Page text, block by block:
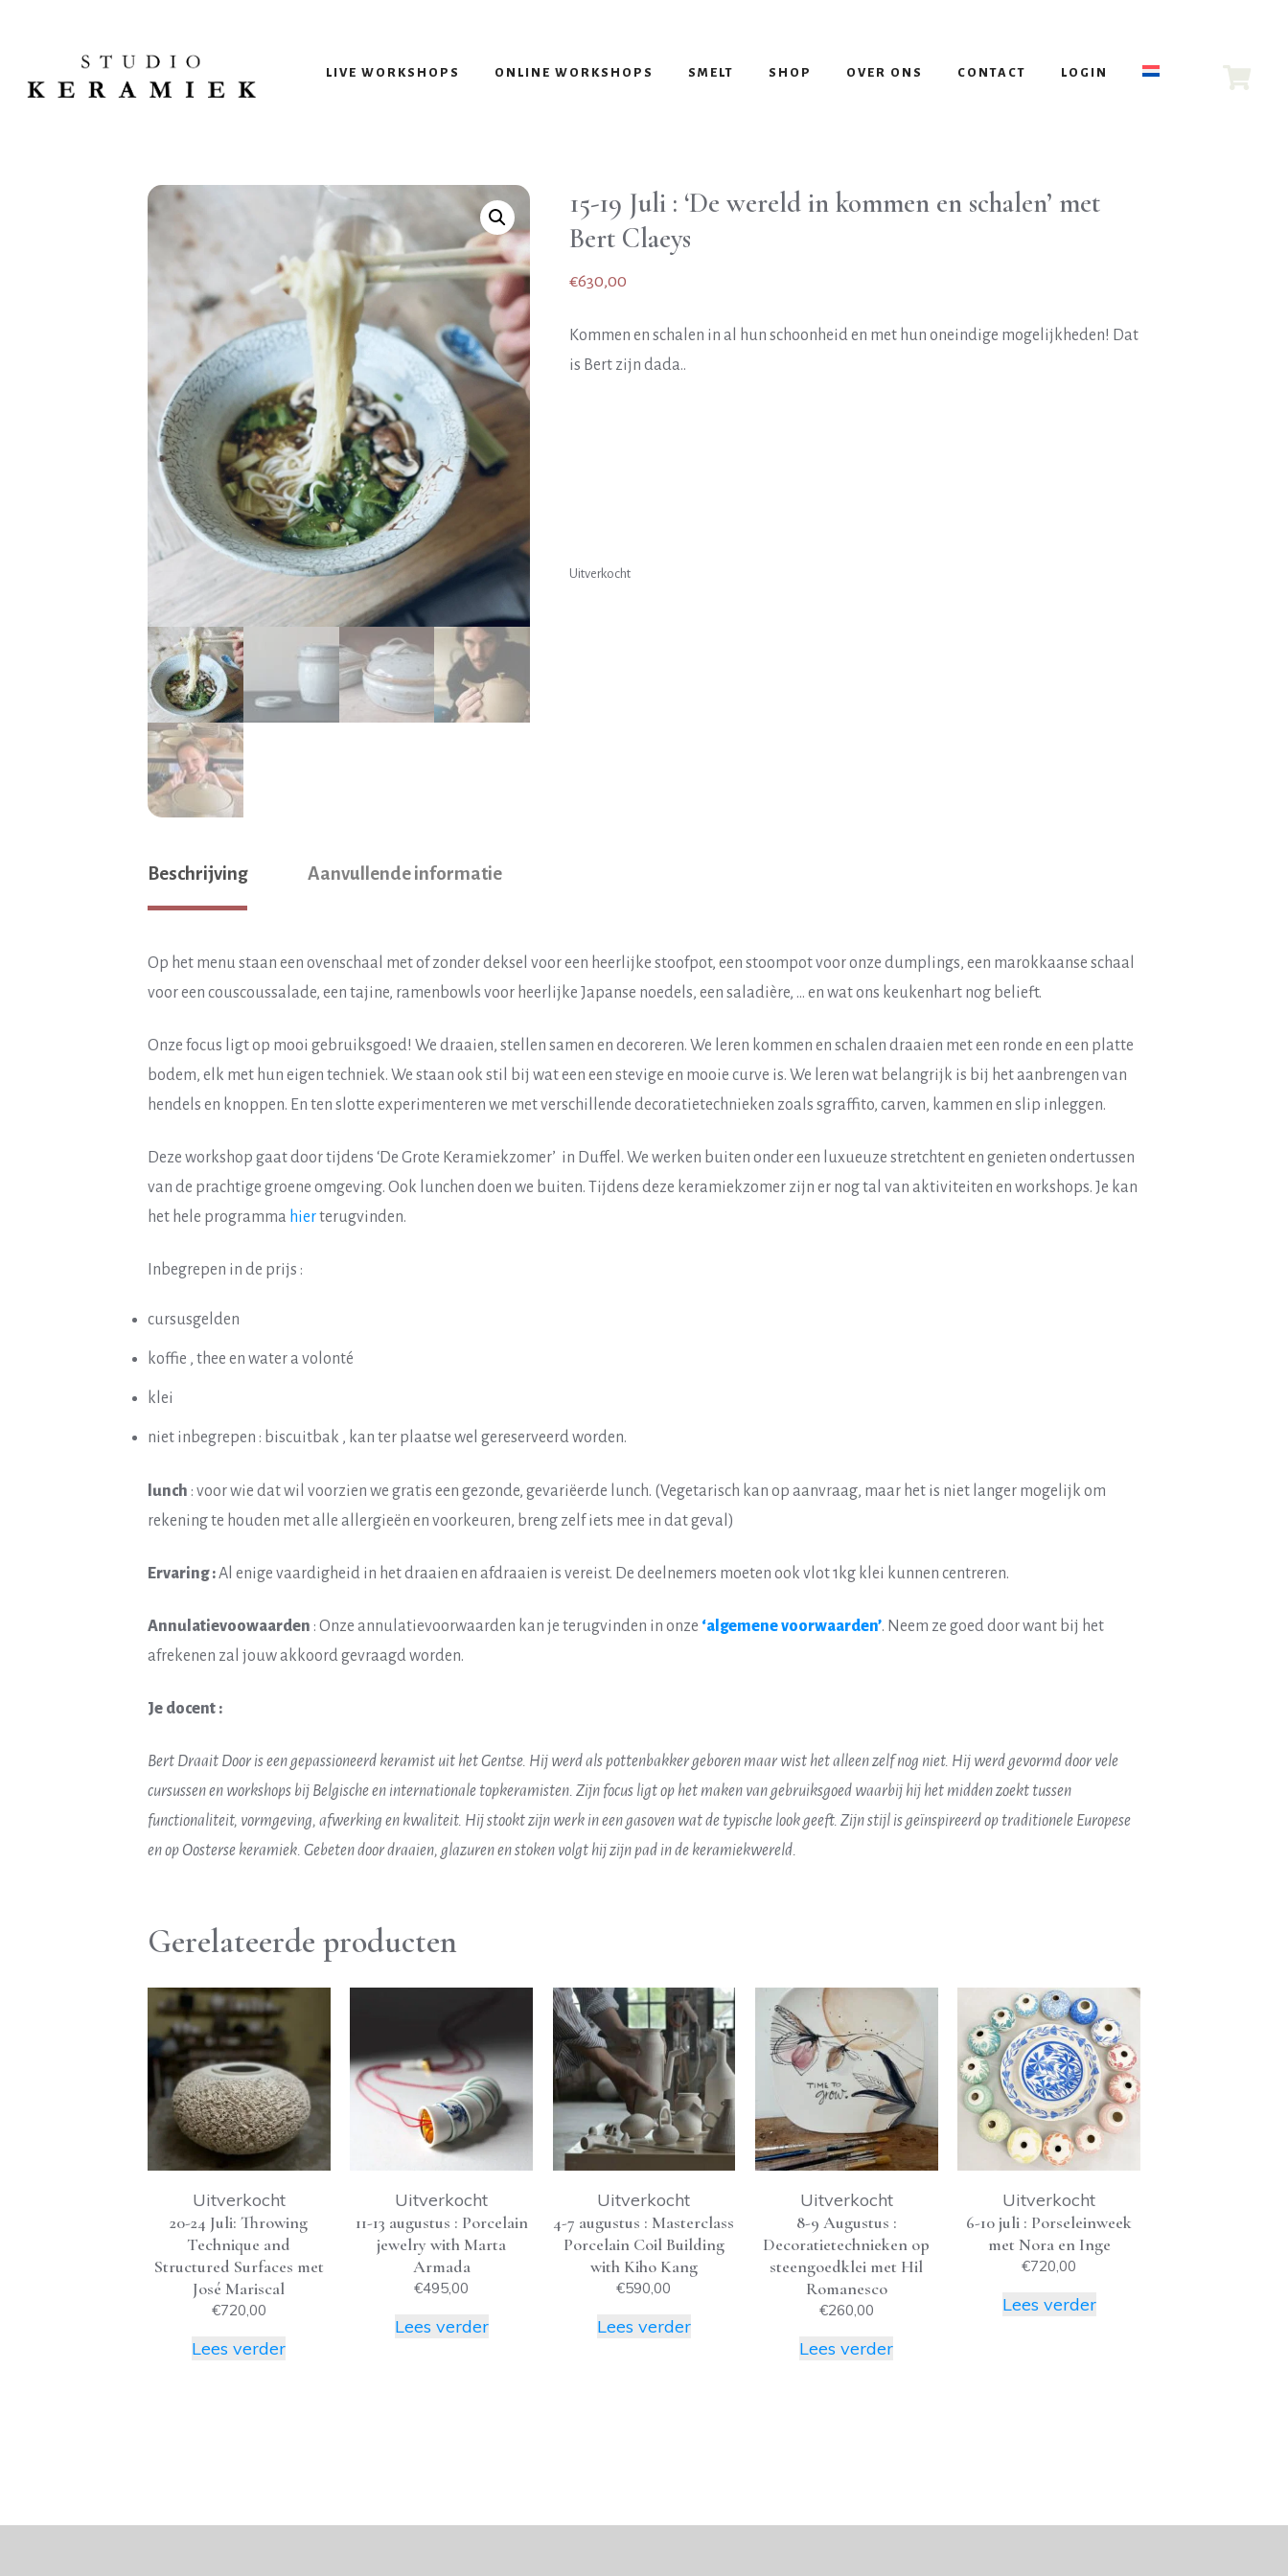
LIVE WORKSHOPS ONLINE WORKSHOPS SMELT SHOP OVER ONS CONTACT LOGIN
15-19 Juli : ‘De wereld in kommen en schalen’ met
Bert Claeys
€630,00
Kommen en schalen in al hun schoonheid en met hun oneindige mogelijkheden! Dat
is Bert zijn dada..
Uitverkocht
Beschrijving Aanvullende informatie
Op het menu staan een ovenschaal met of zonder deksel voor een heerlijke stoofpot, een stoompot voor onze dumplings, een marokkaanse schaal
voor een couscoussalade, een tajine, ramenbowls voor heerlijke Japanse noedels, een saladière, … en wat ons keukenhart nog belieft.
Onze focus ligt op mooi gebruiksgoed! We draaien, stellen samen en decoreren. We leren kommen en schalen draaien met een ronde en een platte
bodem, elk met hun eigen techniek. We staan ook stil bij wat een een stevige en mooie curve is. We leren wat belangrijk is bij het aanbrengen van
hendels en knoppen. En ten slotte experimenteren we met verschillende decoratietechnieken zoals sgraffito, carven, kammen en slip inleggen.
Deze workshop gaat door tijdens ‘De Grote Keramiekzomer’ in Duffel. We werken buiten onder een luxueuze stretchtent en genieten ondertussen
van de prachtige groene omgeving. Ook lunchen doen we buiten. Tijdens deze keramiekzomer zijn er nog tal van aktiviteiten en workshops. Je kan
het hele programma hierterugvinden.
Inbegrepen in de prijs :
cursusgelden
koffie , thee en water a volonté
klei
niet inbegrepen : biscuitbak , kan ter plaatse wel gereserveerd worden.
lunch : voor wie dat wil voorzien we gratis een gezonde, gevariëerde lunch. (Vegetarisch kan op aanvraag, maar het is niet langer mogelijk om
rekening te houden met alle allergieën en voorkeuren, breng zelf iets mee in dat geval)
Ervaring :Al enige vaardigheid in het draaien en afdraaien is vereist. De deelnemers moeten ook vlot 1kg klei kunnen centreren.
Annulatievoowaarden : Onze annulatievoorwaarden kan je terugvinden in onze ‘algemene voorwaarden’. Neem ze goed door want bij het
afrekenen zal jouw akkoord gevraagd worden.
Je docent :
Bert Draait Door is een gepassioneerd keramist uit het Gentse. Hij werd als pottenbakker geboren maar wist het alleen zelf nog niet. Hij werd gevormd door vele
cursussen en workshops bij Belgische en internationale topkeramisten. Zijn focus ligt op het maken van gebruiksgoed waarbij hij het midden zoekt tussen
functionaliteit, vormgeving, afwerking en kwaliteit. Hij stookt zijn werk in een gasoven wat de typische look geeft. Zijn stijl is geïnspireerd op traditionele Europese
en op Oosterse keramiek. Gebeten door draaien, glazuren en stoken volgt hij zijn pad in de keramiekwereld.
Gerelateerde producten
Uitverkocht
20-24 Juli: Throwing
Technique and
Structured Surfaces met
José Mariscal
€720,00
Lees verder
Uitverkocht
11-13 augustus : Porcelain
jewelry with Marta
Armada
€495,00
Lees verder
Uitverkocht
4-7 augustus : Masterclass
Porcelain Coil Building
with Kiho Kang
€590,00
Lees verder
Uitverkocht
8-9 Augustus :
Decoratietechnieken op
steengoedklei met Hil
Romanesco
€260,00
Lees verder
Uitverkocht
6-10 juli : Porseleinweek
met Nora en Inge
€720,00
Lees verder